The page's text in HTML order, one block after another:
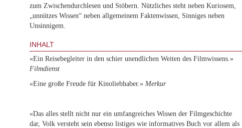
zum Zwischendurchlesen und Stöbern. Nützliches steht neben Kuriosem,
„unnützes Wissen“ neben allgemeinem Faktenwissen, Sinniges neben
Unsinnigem.
INHALT
«Ein Reisebegleiter in den schier unendlichen Weiten des Filmwissens.»
Filmdienst
«Eine große Freude für Kinoliebhaber.» Merkur
«Das alles stellt nicht nur ein umfangreiches Wissen der Filmgeschichte
dar, Volk versteht sein ebenso listiges wie informatives Buch vor allem als